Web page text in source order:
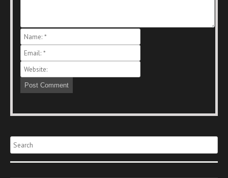
Search